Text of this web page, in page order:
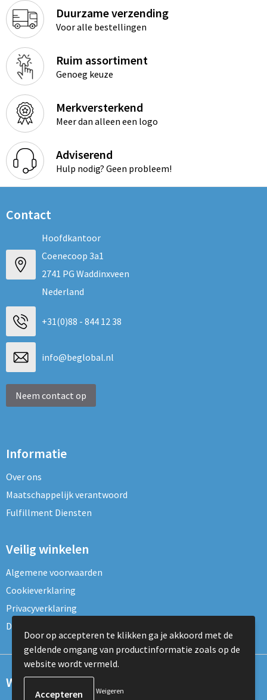
Duurzame verzending
Voor alle bestellingen
Ruim assortiment
Genoeg keuze
Merkversterkend
Meer dan alleen een logo
Adviserend
Hulp nodig? Geen probleem!
Contact
Hoofdkantoor
Coenecoop 3a1
2741 PG Waddinxveen
Nederland
+31(0)88 - 844 12 38
info@beglobal.nl
Neem contact op
Informatie
Over ons
Maatschappelijk verantwoord
Fulfillment Diensten
Veilig winkelen
Algemene voorwaarden
Cookieverklaring
Privacyverklaring
Disclaimer
Wil je onze nieuwsbrief ontvangen?
Door op accepteren te klikken ga je akkoord met de
geldende omgang van productinformatie zoals op de
website wordt vermeld.
Weigeren